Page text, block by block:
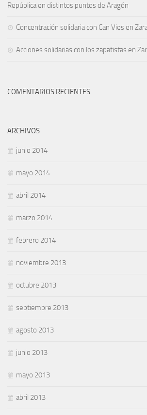
República en distintos puntos de Aragón
Concentración solidaria con Can Vies en
Acciones solidarias con los zapatistas en
COMENTARIOS RECIENTES
ARCHIVOS
junio 2014
mayo 2014
abril 2014
marzo 2014
febrero 2014
noviembre 2013
octubre 2013
septiembre 2013
agosto 2013
junio 2013
mayo 2013
abril 2013